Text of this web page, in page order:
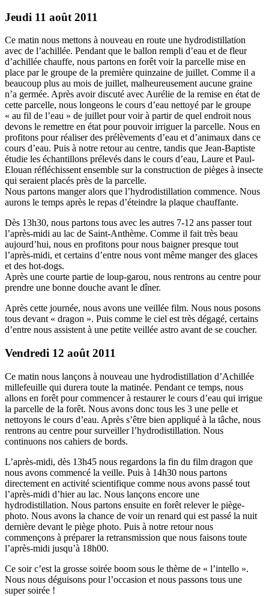
Jeudi 11 août 2011
Ce matin nous mettons à nouveau en route une hydrodistillation
avec de l’achillée. Pendant que le ballon rempli d’eau et de fleur
d’achillée chauffe, nous partons en forêt voir la parcelle mise en
place par le groupe de la première quinzaine de juillet. Comme il a
beaucoup plus au mois de juillet, malheureusement aucune graine
n’a germée. Après avoir discuté avec Aurélie de la remise en état de
cette parcelle, nous longeons le cours d’eau nettoyé par le groupe
« au fil de l’eau » de juillet pour voir à partir de quel endroit nous
devons le remettre en état pour pouvoir irriguer la parcelle. Nous en
profitons pour réaliser des prélèvements d’eau et d’animaux dans ce
cours d’eau. Puis à notre retour au centre, tandis que Jean-Baptiste
étudie les échantillons prélevés dans le cours d’eau, Laure et Paul-
Elouan réfléchissent ensemble sur la construction de pièges à insecte
qui seraient placés près de la parcelle.
Nous partons manger alors que l’hydrodistillation commence. Nous
aurons le temps après le repas d’éteindre la plaque chauffante.
Dès 13h30, nous partons tous avec les autres 7-12 ans passer tout
l’après-midi au lac de Saint-Anthème. Comme il fait très beau
aujourd’hui, nous en profitons pour nous baigner presque tout
l’après-midi, et certains d’entre nous vont même manger des glaces
et des hot-dogs.
Après une courte partie de loup-garou, nous rentrons au centre pour
prendre une bonne douche avant le dîner.
Après cette journée, nous avons une veillée film. Nous nous posons
tous devant « dragon ». Puis comme le ciel est très dégagé, certains
d’entre nous assistent à une petite veillée astro avant de se coucher.
Vendredi 12 août 2011
Ce matin nous lançons à nouveau une hydrodistillation d’Achillée
millefeuille qui durera toute la matinée. Pendant ce temps, nous
allons en forêt pour commencer à restaurer le cours d’eau qui irrigue
la parcelle de la forêt. Nous avons donc tous les 3 une pelle et
nettoyons le cours d’eau. Après s’être bien appliqué à la tâche, nous
rentrons au centre pour surveiller l’hydrodistillation. Nous
continuons nos cahiers de bords.
L’après-midi, dès 13h45 nous regardons la fin du film dragon que
nous avons commencé la veille. Puis à 14h30 nous partons
directement en activité scientifique comme nous avons passé tout
l’après-midi d’hier au lac. Nous lançons encore une
hydrodistillation. Nous partons ensuite en forêt relever le piège-
photo. Nous avons la chance de voir un renard qui est passé la nuit
dernière devant le piège photo. Puis à notre retour nous
commençons à préparer la retransmission que nous faisons toute
l’après-midi jusqu’à 18h00.
Ce soir c’est la grosse soirée boom sous le thème de « l’intello ».
Nous nous déguisons pour l’occasion et nous passons tous une
super soirée !